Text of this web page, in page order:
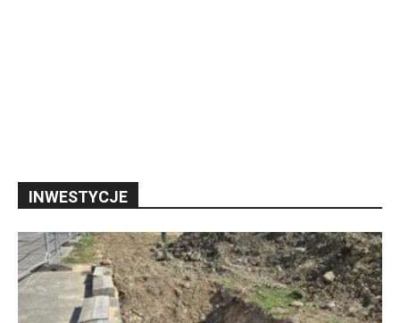
INWESTYCJE